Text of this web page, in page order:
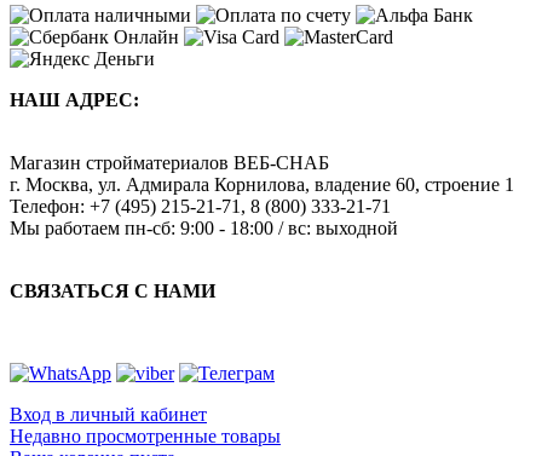
НАШ АДРЕС:
Магазин стройматериалов ВЕБ-СНАБ
г. Москва, ул. Адмирала Корнилова, владение 60, строение 1
Телефон: +7 (495) 215-21-71 , 8 (800) 333-21-71
Мы работаем пн-сб: 9:00 - 18:00 / вс: выходной
СВЯЗАТЬСЯ С НАМИ
Вход в личный кабинет
Недавно просмотренные товары